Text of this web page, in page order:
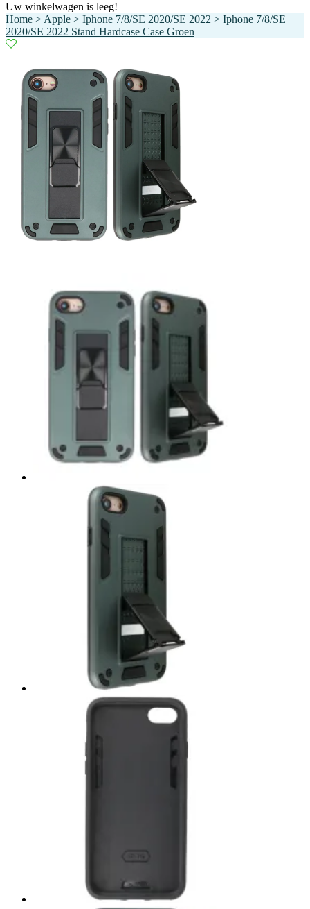
Uw winkelwagen is leeg!
Home > Apple > Iphone 7/8/SE 2020/SE 2022 > Iphone 7/8/SE
2020/SE 2022 Stand Hardcase Case Groen